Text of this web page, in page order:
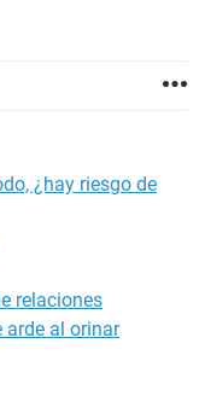
¿hay riesgo de
relaciones
arde al orinar